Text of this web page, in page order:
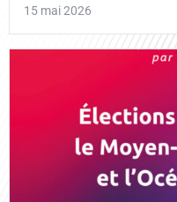
15 mai 2026